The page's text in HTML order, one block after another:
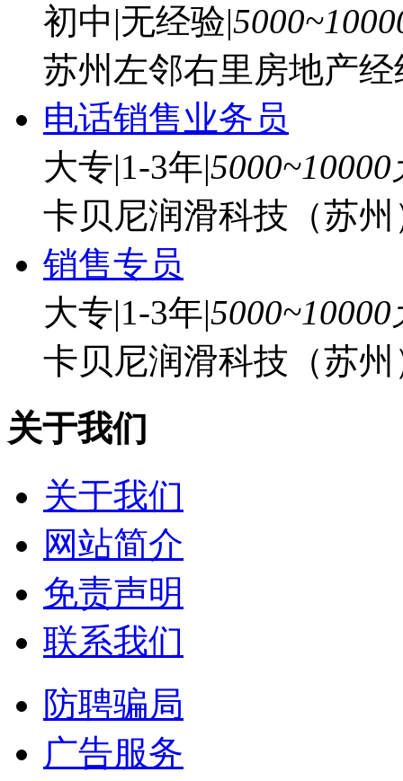
初中|无经验|
苏州左邻右里房地产
电话销售业务员
大专|1-3年|
卡贝尼润滑科技（苏
销售专员
大专|1-3年|
卡贝尼润滑科技（苏
关于我们
关于我们
网站简介
免责声明
联系我们
防聘骗局
广告服务